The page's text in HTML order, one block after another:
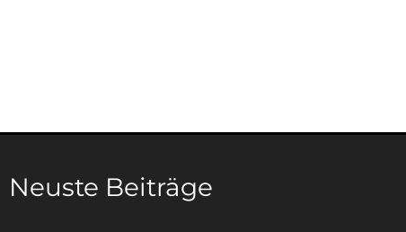
Neuste Beiträge